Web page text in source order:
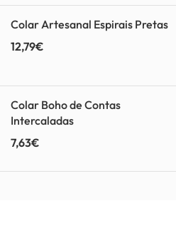
Colar Artesanal Espirais Pretas
12,79€
Colar Boho de Contas
Intercaladas
7,63€